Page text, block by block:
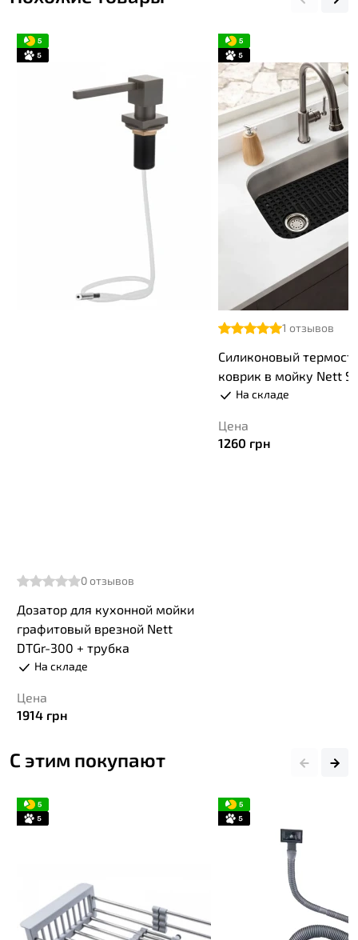
0отзывов
Дозатор для кухонной мойки
графитовый врезной Nett
DTGr-300 + трубка
На складе
Цена
1914 грн
1 отзывов
Силиконовый
коврик в мойку Nett
На складе
Цена
1260 грн
С этим покупают